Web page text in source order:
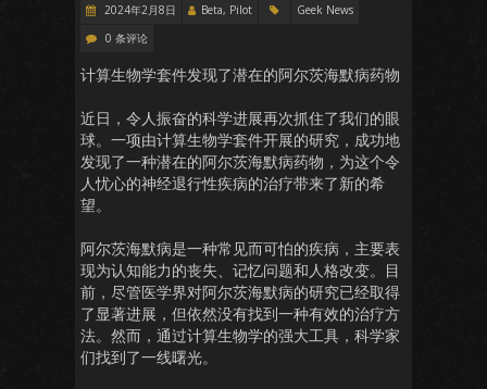
2024年2月8日 Beta, Pilot
Geek News
0 条评论
计算生物学套件发现了潜在的阿尔茨海默病药物
近日，令人振奋的科学进展再次抓住了我们的眼
球。一项由计算生物学套件开展的研究，成功地
发现了一种潜在的阿尔茨海默病药物，为这个令
人忧心的神经退行性疾病的治疗带来了新的希
望。
阿尔茨海默病是一种常见而可怕的疾病，主要表
现为认知能力的丧失、记忆问题和人格改变。目
前，尽管医学界对阿尔茨海默病的研究已经取得
了显著进展，但依然没有找到一种有效的治疗方
法。然而，通过计算生物学的强大工具，科学家
们找到了一线曙光。